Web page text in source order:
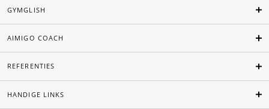
GYMGLISH
AIMIGO COACH
REFERENTIES
HANDIGE LINKS